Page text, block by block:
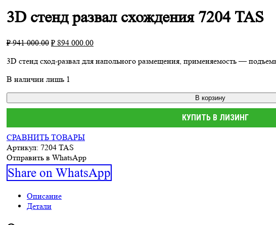
3D стенд развал схождения 7204 TAS
₽941 000.00 Первоначальная
составляла
000.00.
₽ 894 000.00Текущая
₽ 894
3D стенд сход-развал для напольного размещения, применяемость —
В наличии лишь 1
В корзину
КУПИТЬ В ЛИЗИНГ
СРАВНИТЬ ТОВАРЫ
Артикул: 7204 TAS
Отправить в WhatsApp
Share on WhatsApp
Описание
Детали